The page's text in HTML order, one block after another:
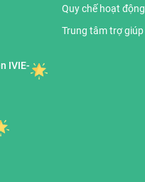
IVIE-
Quy chế hoạt động
Trung tâm trợ giúp